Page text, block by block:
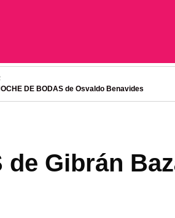
DE BODAS de Osvaldo Benavides
de Gibrán